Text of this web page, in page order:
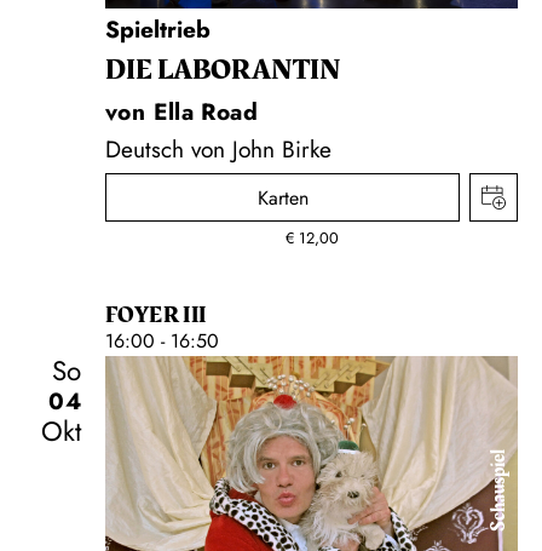
Spieltrieb
DIE LA­BO­RAN­TIN
von Ella Road
Deutsch von John Birke
Karten
€ 12,00
FOYER III
16:00 - 16:50
So
04
Okt
Schauspiel